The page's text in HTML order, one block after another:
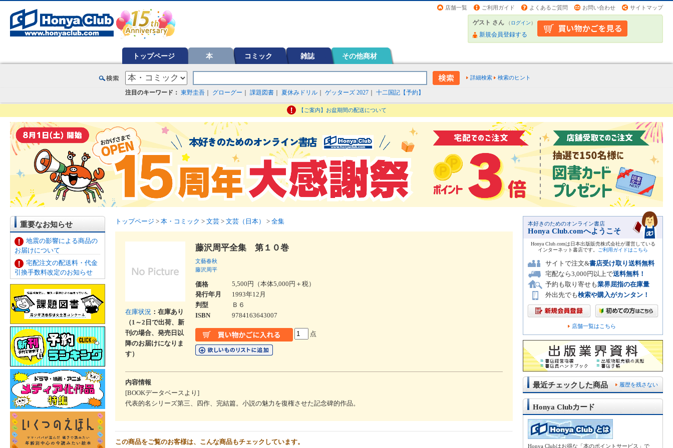
店舗一覧 ご利用ガイド よくあるご質問 お問い合わせ サイトマップ
ゲスト さん （ログイン）
新規会員登録する
トップページ 本 コミック 雑誌 その他商材
詳細検索 検索のヒント
注目のキーワード： 東野圭吾 グローグー 課題図書 夏休みドリル ゲッターズ 2027 十二国記【予約】
【ご案内】お盆期間の配送について
重要なお知らせ
地震の影響による商品の
お届けについて
宅配注文の配送料・代金
引換手数料改定のお知らせ
トップページ > 本・コミック > 文芸 > 文芸（日本） > 全集
在庫状況 ：在庫あり
（1～2日で出荷、新
刊の場合、発売日以
降のお届けになりま
す）
藤沢周平全集 第１０巻
文藝春秋
藤沢周平
価格
5,500円（本体5,000円＋税）
発行年月
1993年12月
判型
Ｂ６
ISBN
9784163643007
点
内容情報
[BOOKデータベースより]
代表的名シリーズ第三、四作、完結篇。小説の魅力を復権させた記念碑的作品。
この商品をご覧のお客様は、こんな商品もチェックしています。
本好きのためのオンライン書店
Honya Club.comへようこそ
Honya Club.comは日本出版販売株式会社が運営している
インターネット書店です。
ご利用ガイドはこちら
サイトで注文&書店受け取り送料無料
宅配なら3,000円以上で送料無料！
予約も取り寄せも業界屈指の在庫量
外出先でも検索や購入がカンタン！
店舗一覧はこちら
履歴を残さない
最近チェックした商品
Honya Clubカード
Honya Clubはお得な「本のポイントサービス」で